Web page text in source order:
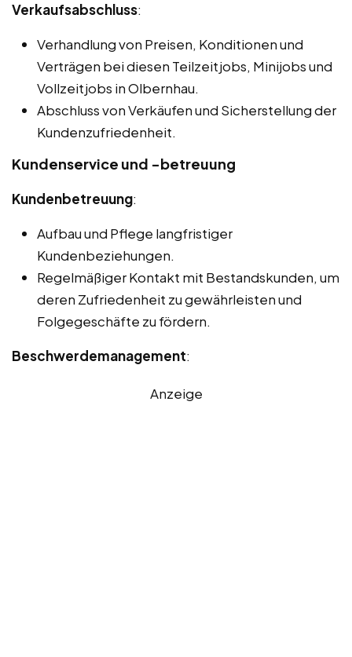
Verkaufsabschluss:
Verhandlung von Preisen, Konditionen und
Verträgen bei diesen Teilzeitjobs, Minijobs und
Vollzeitjobs in Olbernhau.
Abschluss von Verkäufen und Sicherstellung der
Kundenzufriedenheit.
Kundenservice und -betreuung
Kundenbetreuung:
Aufbau und Pflege langfristiger
Kundenbeziehungen.
Regelmäßiger Kontakt mit Bestandskunden, um
deren Zufriedenheit zu gewährleisten und
Folgegeschäfte zu fördern.
Beschwerdemanagement:
Anzeige